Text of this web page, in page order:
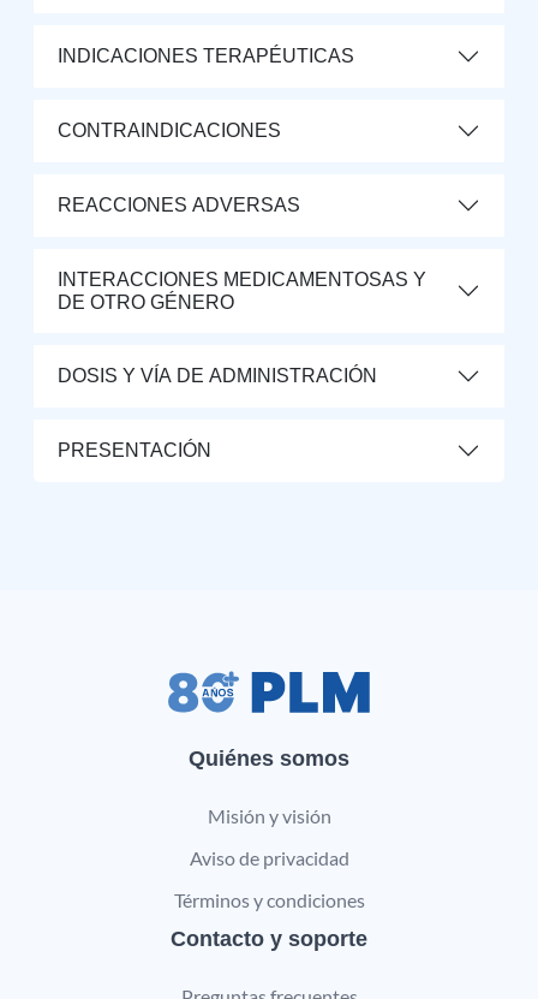
INDICACIONES TERAPÉUTICAS
CONTRAINDICACIONES
REACCIONES ADVERSAS
INTERACCIONES MEDICAMENTOSAS Y
DE OTRO GÉNERO
DOSIS Y VÍA DE ADMINISTRACIÓN
PRESENTACIÓN
Quiénes somos
Misión y visión
Aviso de privacidad
Términos y condiciones
Contacto y soporte